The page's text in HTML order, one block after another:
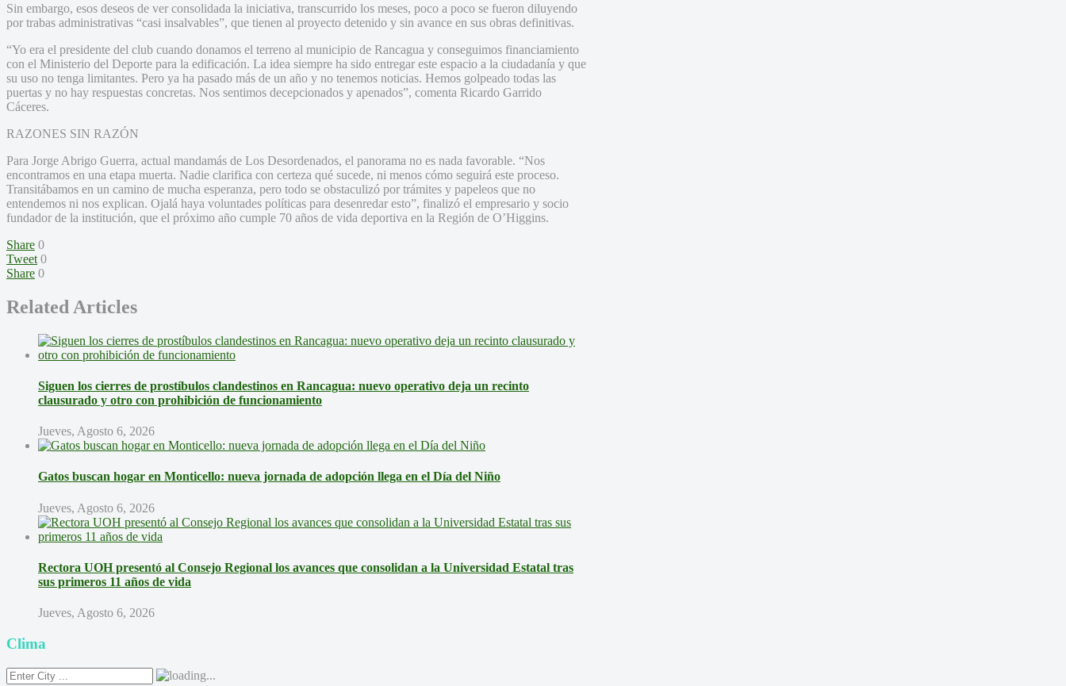
Sin embargo, esos deseos de ver consolidada la iniciativa, transcurrido los meses, poco a poco se fueron diluyendo
por trabas administrativas “casi insalvables”, que tienen al proyecto detenido y sin avance en sus obras definitivas.
“Yo era el presidente del club cuando donamos el terreno al municipio de Rancagua y conseguimos financiamiento
con el Ministerio del Deporte para la edificación. La idea siempre ha sido entregar este espacio a la ciudadanía y que
su uso no tenga limitantes. Pero ya ha pasado más de un año y no tenemos noticias. Hemos golpeado todas las
puertas y no hay respuestas concretas. Nos sentimos decepcionados y apenados”, comenta Ricardo Garrido
Cáceres.
RAZONES SIN RAZÓN
Para Jorge Abrigo Guerra, actual mandamás de Los Desordenados, el panorama no es nada favorable. “Nos
encontramos en una etapa muerta. Nadie clarifica con certeza qué sucede, ni menos cómo seguirá este proceso.
Transitábamos en un camino de mucha esperanza, pero todo se obstaculizó por trámites y papeleos que no
entendemos ni nos explican. Ojalá haya voluntades políticas para desenredar esto”, finalizó el empresario y socio
fundador de la institución, que el próximo año cumple 70 años de vida deportiva en la Región de O’Higgins.
Share 0
Tweet 0
Share 0
Related Articles
Siguen los cierres de prostíbulos clandestinos en Rancagua: nuevo operativo deja un recinto
clausurado y otro con prohibición de funcionamiento
Jueves, Agosto 6, 2026
Gatos buscan hogar en Monticello: nueva jornada de adopción llega en el Día del Niño
Jueves, Agosto 6, 2026
Rectora UOH presentó al Consejo Regional los avances que consolidan a la Universidad Estatal tras
sus primeros 11 años de vida
Jueves, Agosto 6, 2026
Clima